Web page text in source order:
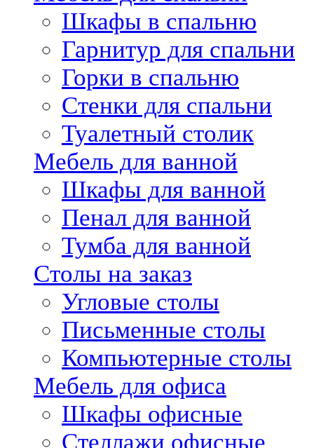
Шкафы в спальню
Гарнитур для спальни
Горки в спальню
Стенки для спальни
Туалетный столик
Мебель для ванной
Шкафы для ванной
Пенал для ванной
Тумба для ванной
Столы на заказ
Угловые столы
Письменные столы
Компьютерные столы
Мебель для офиса
Шкафы офисные
Стеллажи офисные